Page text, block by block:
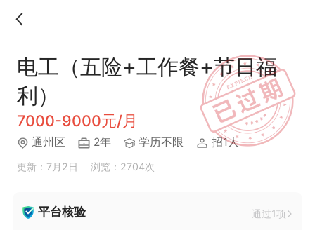
电工（五险+工作餐+节日福
利）
7000-9000元/月
通州区 2年 学历不限 招1人
更新：7月2日 浏览：2704次
平台核验 通过1项